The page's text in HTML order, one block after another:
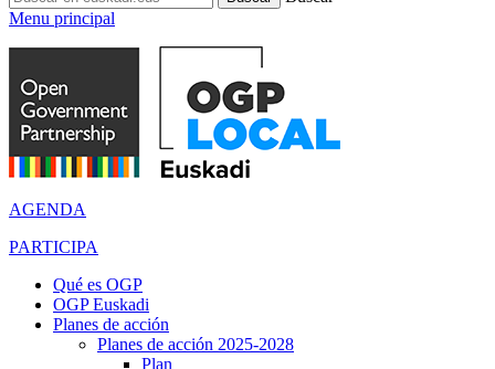
Menu principal
AGENDA
PARTICIPA
Qué es OGP
OGP Euskadi
Planes de acción
Planes de acción 2025-2028
Plan